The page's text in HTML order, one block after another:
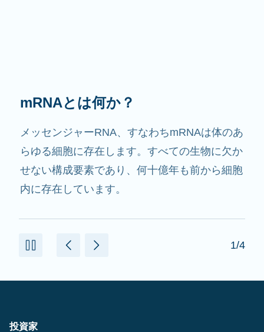
その役割は？
その名前が示すように、mRNAは情報を伝える
役割を果たします。細胞内で他の成分と相互作
用し、必要なたんぱく質を作るのを助けます。
投資家